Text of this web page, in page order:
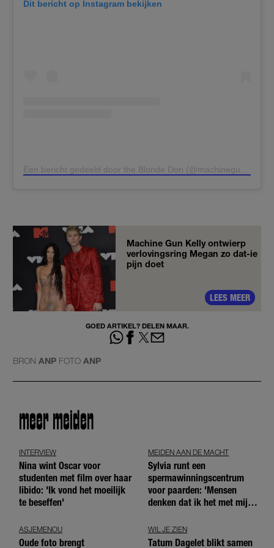
Dit bericht op Instagram bekijken
Een bericht gedeeld door the Blonde Don (@machinegunkelly)
Machine Gun Kelly ontwierp
verlovingsring Megan zo dat-ie
pijn doet
LEES MEER
GOED ARTIKEL? DELEN MAAR.
BRON ANP FOTO ANP
meer meiden
INTERVIEW
Nina wint Oscar voor
studenten met film over haar
libido: 'Ik vond het moeilijk
te beseffen'
MEIDEN AAN DE MACHT
Sylvia runt een
spermawinningscentrum
voor paarden: 'Mensen
denken dat ik het met mijn
ASJEMENOU
Oude foto brengt
WIL JE ZIEN
Tatum Dagelet blikt samen